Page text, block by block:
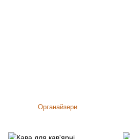
Органайзери